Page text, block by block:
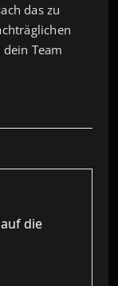
das zu
Team
die